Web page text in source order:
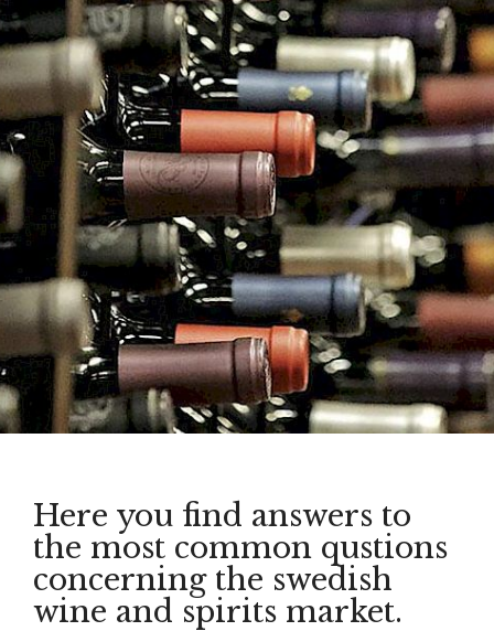
Here you find answers to
the most common qustions
concerning the swedish
wine and spirits market.